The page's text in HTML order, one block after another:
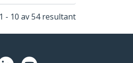
1 - 10 av 54 resultant